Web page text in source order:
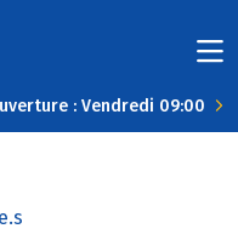
: Vendredi 09:00